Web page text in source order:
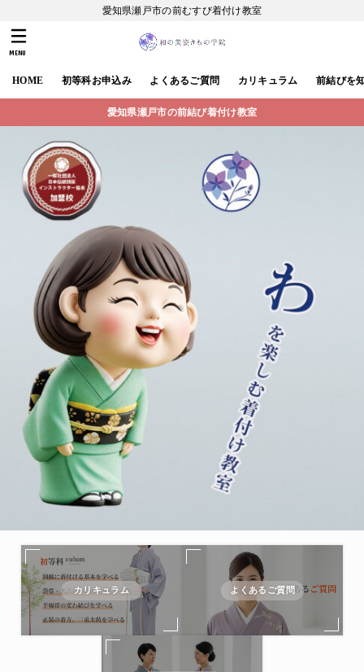
愛知県瀬戸市の前むすび着付け教室
HOME 初等科お申込み よくあるご質問 カリキュラム 前結びを
MENU
愛知県瀬戸市の前結び着付け教室
カリキュラム よくあるご質問